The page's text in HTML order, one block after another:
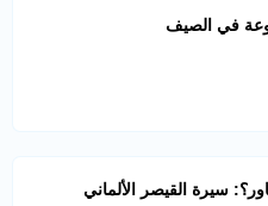
في الصيف
سيرة القيصر الألماني